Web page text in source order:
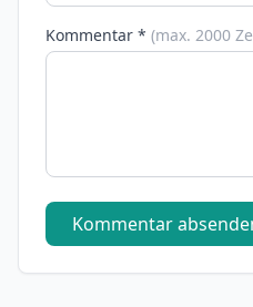
Kommentar * (max. 2000
Kommentar